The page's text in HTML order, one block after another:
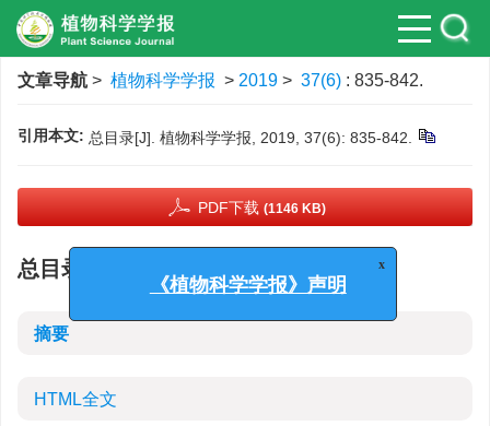
文章导航 > 植物科学学报 > 2019 > 37(6) : 835-842.
引用本文: 总目录[J]. 植物科学学报, 2019, 37(6): 835-842.
PDF下载 (1146 KB)
总目录
摘要
HTML全文
x
《植物科学学报》声明